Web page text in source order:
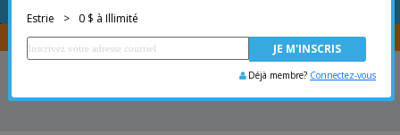
Placer une annonce
Vous êtes courtier, transférer vos propriétés avecCENTRIS
Estrie
> 0 $ à Illimité
Déjà membre? Connectez-vous